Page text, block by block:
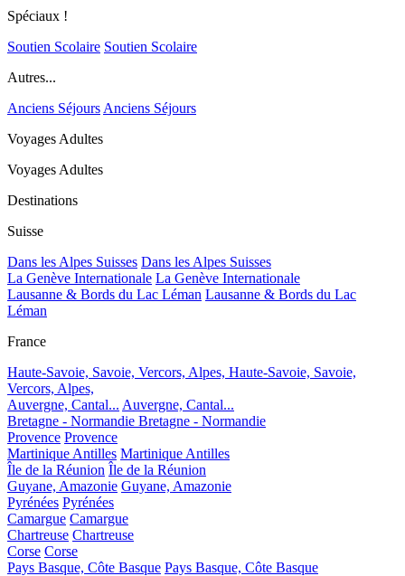
Spéciaux !
Soutien Scolaire Soutien Scolaire
Autres...
Anciens Séjours Anciens Séjours
Voyages Adultes
Voyages Adultes
Destinations
Suisse
Dans les Alpes Suisses Dans les Alpes Suisses
La Genève Internationale La Genève Internationale
Lausanne & Bords du Lac Léman Lausanne & Bords du Lac
Léman
France
Haute-Savoie, Savoie, Vercors, Alpes, Haute-Savoie, Savoie,
Vercors, Alpes,
Auvergne, Cantal... Auvergne, Cantal...
Bretagne - Normandie Bretagne - Normandie
Provence Provence
Martinique Antilles Martinique Antilles
Île de la Réunion Île de la Réunion
Guyane, Amazonie Guyane, Amazonie
Pyrénées Pyrénées
Camargue Camargue
Chartreuse Chartreuse
Corse Corse
Pays Basque, Côte Basque Pays Basque, Côte Basque